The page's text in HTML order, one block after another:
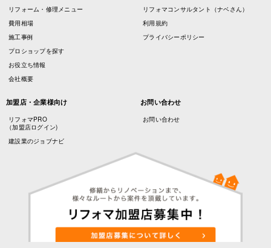
リフォーム・修理メニュー
費用相場
施工事例
プロショップを探す
お役立ち情報
会社概要
リフォマコンサルタント（ナベさん）
利用規約
プライバシーポリシー
加盟店・企業様向け
リフォマPRO
（加盟店ログイン)
建設業のジョブナビ
お問い合わせ
お問い合わせ